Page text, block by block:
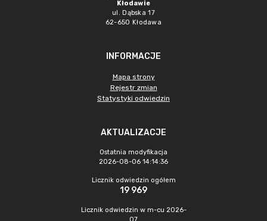
Kłodawie
ul. Dąbska 17
62-650 Kłodawa
INFORMACJE
Mapa strony
Rejestr zmian
Statystyki odwiedzin
AKTUALIZACJE
Ostatnia modyfikacja
2026-08-06 14:14:36
Licznik odwiedzin ogółem
19 969
Licznik odwiedzin w m-cu 2026-